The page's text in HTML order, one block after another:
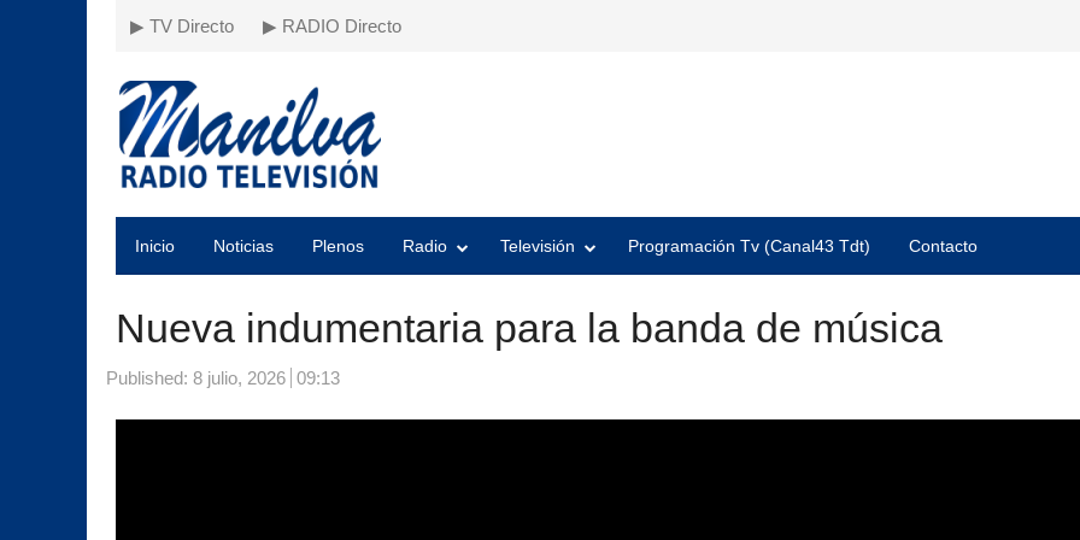
▶ TV Directo ▶ RADIO Directo
Inicio Noticias Plenos Radio Televisión Programación Tv (Canal43 Tdt) Contacto
Nueva indumentaria para la banda de música
Published: 8 julio, 2026 09:13